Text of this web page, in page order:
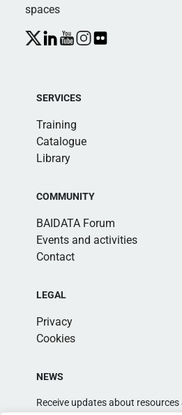
spaces
SERVICES
Training
Catalogue
Library
COMMUNITY
BAIDATA Forum
Events and activities
Contact
LEGAL
Privacy
Cookies
NEWS
Receive updates about resources